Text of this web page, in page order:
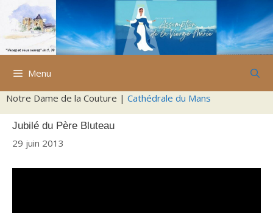
Aller
contenu
Menu
Notre Dame de la Couture | Cathédrale du Mans
Jubilé du Père Bluteau
29 juin 2013